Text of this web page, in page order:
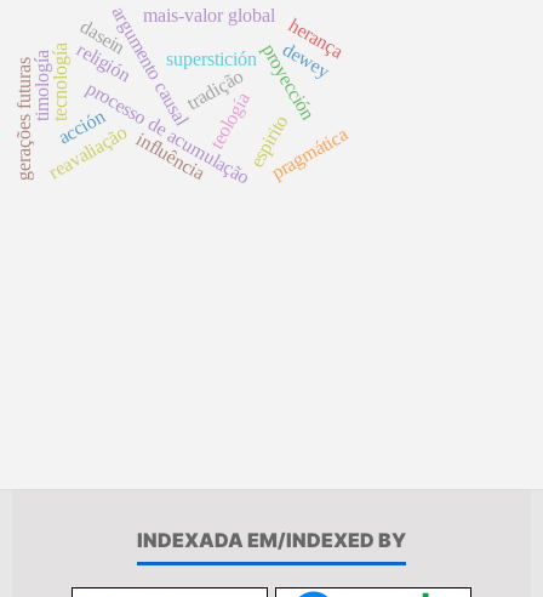
argumento causalsupersticiónproyección
processo de acumulação
mais-valor global
religión
tecnología dewey
teologíaespirito
influência
dasein herança
reavaliação
tradição
pragmática
gerações futurastimología
acción
INDEXADA EM/INDEXED BY